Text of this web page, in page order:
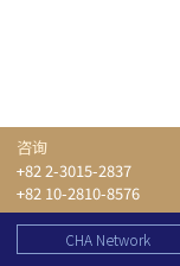
咨询
+82 2-3015-2837
+82 10-2810-8576
CHA Network